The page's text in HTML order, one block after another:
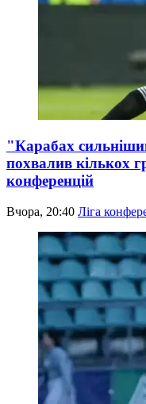
"Карабах
похвалив кількох
конференцій
Вчора, 20:40 Ліга